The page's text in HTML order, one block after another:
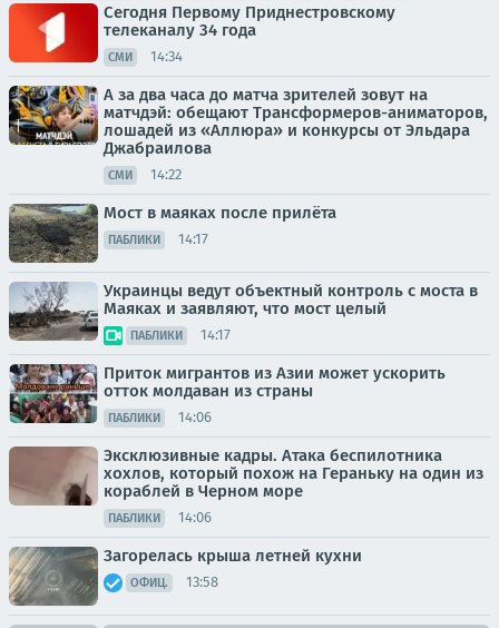
Сегодня Первому Приднестровскому
телеканалу 34 года
СМИ 14:34
А за два часа до матча зрителей зовут на
матчдэй: обещают Трансформеров-аниматоров,
лошадей из «Аллюра» и конкурсы от Эльдара
Джабраилова
СМИ 14:22
Мост в маяках после прилёта
ПАБЛИКИ 14:17
Украинцы ведут объектный контроль с моста в
Маяках и заявляют, что мост целый
ПАБЛИКИ 14:17
Приток мигрантов из Азии может ускорить
отток молдаван из страны
ПАБЛИКИ 14:06
Эксклюзивные кадры. Атака беспилотника
хохлов, который похож на Гераньку на один из
кораблей в Черном море
ПАБЛИКИ 14:06
Загорелась крыша летней кухни
ОФИЦ. 13:58